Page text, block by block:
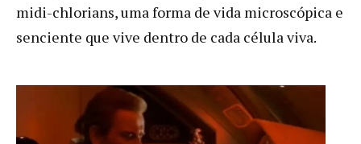
midi-chlorians, uma forma de vida microscópica e
senciente que vive dentro de cada célula viva.